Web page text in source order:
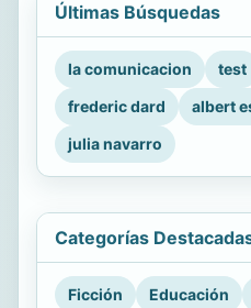
Últimas Búsquedas
la comunicacion test
frederic dard
albert
julia navarro
Categorías
Ficción Educación